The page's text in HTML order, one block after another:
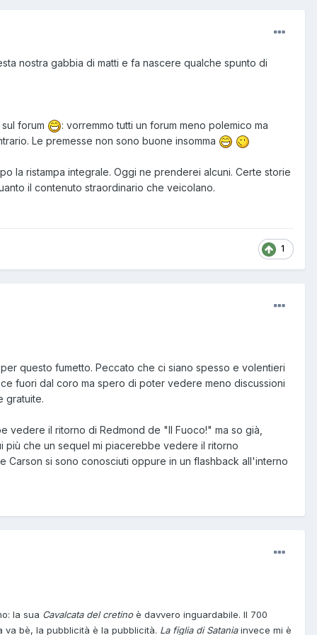
nostra gabbia di matti e fa nascere qualche spunto di
forum
: vorremmo tutti un forum meno polemico ma
Le premesse non sono buone insomma
la ristampa integrale. Oggi ne prenderei alcuni. Certe storie
il contenuto straordinario che veicolano.
1
questo fumetto. Peccato che ci siano spesso e volentieri
fuori dal coro ma spero di poter vedere meno discussioni
gratuite.
il ritorno di Redmond de "Il Fuoco!" ma so già,
più che un sequel mi piacerebbe vedere il ritorno
si sono conosciuti oppure in un flashback all'interno
la sua Cavalcata del cretinoè davvero inguardabile. Il 700
bè, la pubblicità è la pubblicità. La figlia di Sataniainvece mi è